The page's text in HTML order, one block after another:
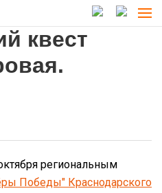
квест
региональным
Победы" Краснодарского